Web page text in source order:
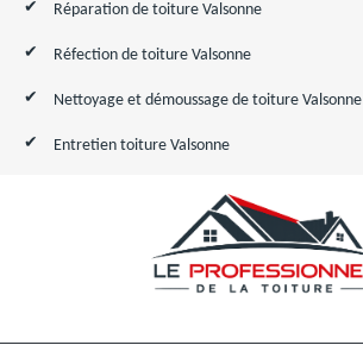
Réparation de toiture Valsonne
Réfection de toiture Valsonne
Nettoyage et démoussage de toiture Valsonne
Entretien toiture Valsonne